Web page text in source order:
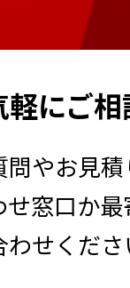
軽にご
やお見
窓口か
わせくだ